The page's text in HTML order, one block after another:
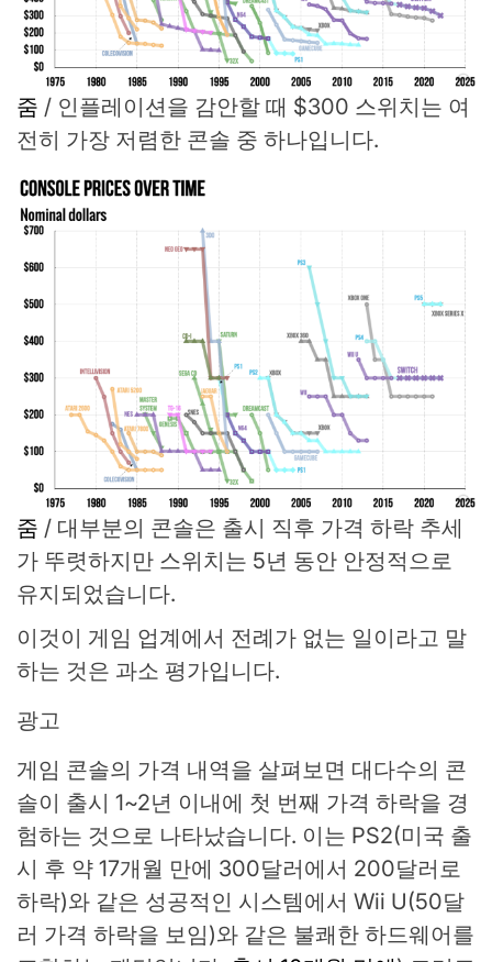
줌 / 인플레이션을 감안할 때 $300 스위치는 여
전히 가장 저렴한 콘솔 중 하나입니다.
줌 / 대부분의 콘솔은 출시 직후 가격 하락 추세
가 뚜렷하지만 스위치는 5년 동안 안정적으로
유지되었습니다.
이것이 게임 업계에서 전례가 없는 일이라고 말
하는 것은 과소 평가입니다.
광고
게임 콘솔의 가격 내역을 살펴보면 대다수의 콘
솔이 출시 1~2년 이내에 첫 번째 가격 하락을 경
험하는 것으로 나타났습니다. 이는 PS2(미국 출
시 후 약 17개월 만에 300달러에서 200달러로
하락)와 같은 성공적인 시스템에서 Wii U(50달
러 가격 하락을 보임)와 같은 불쾌한 하드웨어를